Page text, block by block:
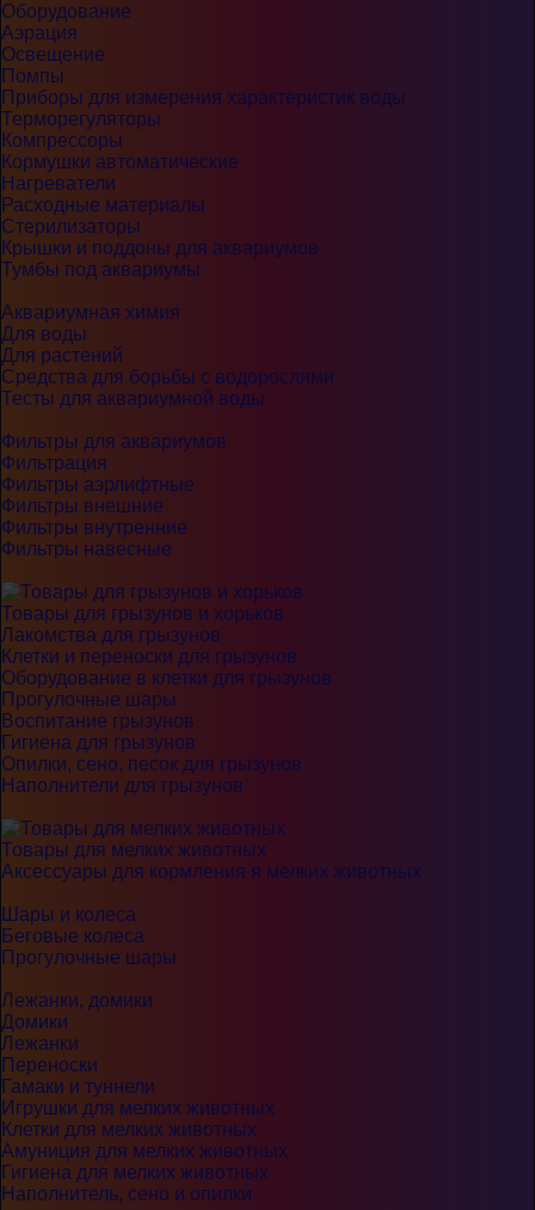
Оборудование
Аэрация
Освещение
Помпы
Приборы для измерения характеристик воды
Терморегуляторы
Компрессоры
Кормушки автоматические
Нагреватели
Расходные материалы
Стерилизаторы
Крышки и поддоны для аквариумов
Тумбы под аквариумы
Аквариумная химия
Для воды
Для растений
Средства для борьбы с водорослями
Тесты для аквариумной воды
Фильтры для аквариумов
Фильтрация
Фильтры аэрлифтные
Фильтры внешние
Фильтры внутренние
Фильтры навесные
Товары для грызунов и хорьков
Лакомства для грызунов
Клетки и переноски для грызунов
Оборудование в клетки для грызунов
Прогулочные шары
Воспитание грызунов
Гигиена для грызунов
Опилки, сено, песок для грызунов
Наполнители для грызунов
Товары для мелких животных
Аксессуары для кормления я мелких животных
Шары и колеса
Беговые колеса
Прогулочные шары
Лежанки, домики
Домики
Лежанки
Переноски
Гамаки и туннели
Игрушки для мелких животных
Клетки для мелких животных
Амуниция для мелких животных
Гигиена для мелких животных
Наполнитель, сено и опилки